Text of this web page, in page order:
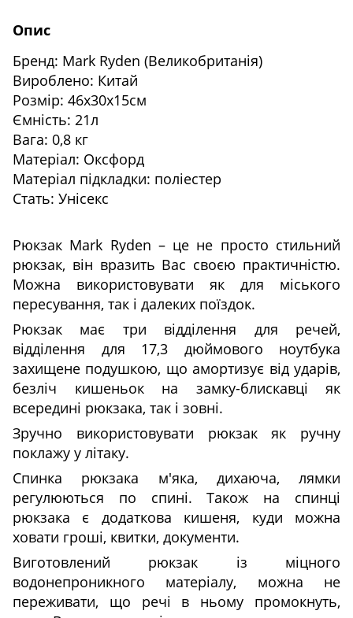
Опис
Бренд: Mark Ryden (Великобританія)
Вироблено: Китай
Розмір: 46х30х15см
Ємність: 21л
Вага: 0,8 кг
Матеріал: Оксфорд
Матеріал підкладки: поліестер
Стать: Унісекс
Рюкзак Mark Ryden – це не просто стильний
рюкзак, він вразить Вас своєю практичністю.
Можна використовувати як для міського
пересування, так і далеких поїздок.
Рюкзак має три відділення для речей,
відділення для 17,3 дюймового ноутбука
захищене подушкою, що амортизує від ударів,
безліч кишеньок на замку-блискавці як
всередині рюкзака, так і зовні.
Зручно використовувати рюкзак як ручну
поклажу у літаку.
Спинка рюкзака м'яка, дихаюча, лямки
регулюються по спині. Також на спинці
рюкзака є додаткова кишеня, куди можна
ховати гроші, квитки, документи.
Виготовлений рюкзак із міцного
водонепроникного матеріалу, можна не
переживати, що речі в ньому промокнуть,